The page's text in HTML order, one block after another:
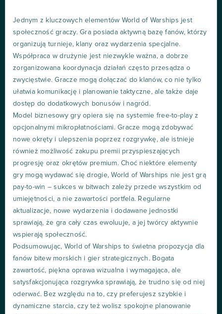
Jednym z kluczowych elementów World of Warships jest
społeczność graczy. Gra posiada aktywną bazę fanów, którzy
organizują turnieje, klany oraz wydarzenia specjalne.
Współpraca w drużynie jest niezwykle ważna, a dobrze
zorganizowana koordynacja działań często przesądza o
zwycięstwie. Gracze mogą dołączać do klanów, co nie tylko
ułatwia komunikację i planowanie taktyczne, ale także daje
dostęp do dodatkowych bonusów i nagród.
Model biznesowy gry opiera się na systemie free-to-play z
opcjonalnymi mikropłatnościami. Gracze mogą zdobywać
nowe okręty i ulepszenia poprzez rozgrywkę, ale istnieje
również możliwość zakupu premii przyspieszających
progresję oraz okrętów premium. Choć niektóre elementy
gry mogą wydawać się drogie, World of Warships nie jest grą
pay-to-win – sukces w bitwach zależy przede wszystkim od
umiejętności, a nie zawartości portfela. Regularne
aktualizacje, nowe wydarzenia i dodawane jednostki
sprawiają, że gra cały czas ewoluuje, a jej twórcy aktywnie
wspierają społeczność.
Podsumowując, World of Warships to świetna propozycja dla
fanów bitew morskich i gier strategicznych. Bogata
zawartość, piękna oprawa wizualna i wymagająca, ale
satysfakcjonująca rozgrywka sprawiają, że trudno się od niej
oderwać. Bez względu na to, czy preferujesz szybkie i
dynamiczne starcia, czy też wolisz spokojne planowanie